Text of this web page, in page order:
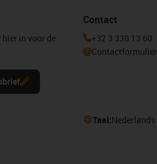
in voor de
Contact
+32 3 330 13 60
Contactformulier
Taal:Nederlands